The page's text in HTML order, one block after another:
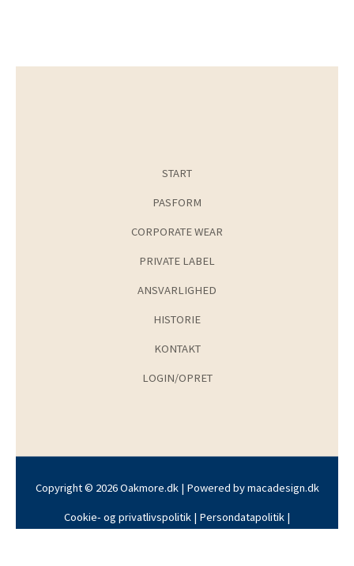
START
PASFORM
CORPORATE WEAR
PRIVATE LABEL
ANSVARLIGHED
HISTORIE
KONTAKT
LOGIN/OPRET
Copyright © 2026 Oakmore.dk | Powered bymacadesign.dk
Cookie- og privatlivspolitik | Persondatapolitik |